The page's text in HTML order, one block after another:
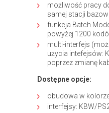
możliwość pracy
samej stacji
funkcja Batch
powyżej 1200
multi-interfejs
użycia intefejsów:
poprzez zmianę
Dostępne opcje:
obudowa w
interfejsy: KBW/